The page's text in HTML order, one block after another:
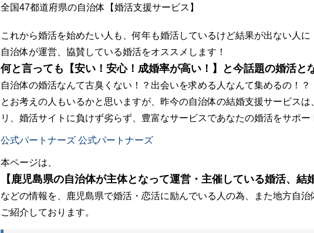
全国47都道府県の自治体【婚活支援サービス】
これから婚活を始めたい人も、何年も婚活しているけど結果が出ない人に
自治体が運営、協賛している婚活をオススメします！
何と言っても【安い！安心！成婚率が高い！】と今話題の婚活と
自治体の婚活なんて古臭くない！？出会いを求める人なんて集めるの！？
とお考えの人もいるかと思いますが、昨今の自治体の結婚支援サービス
リ、婚活サイトに負けず劣らず、豊富なサービスであなたの婚活をサポー
公式パートナーズ 公式パートナーズ
本ページは、
【鹿児島県の自治体が主体となって運営・主催している婚活、結
などの情報を、鹿児島県で婚活・恋活に励んでいる人の為、また地方自
ご紹介しております。